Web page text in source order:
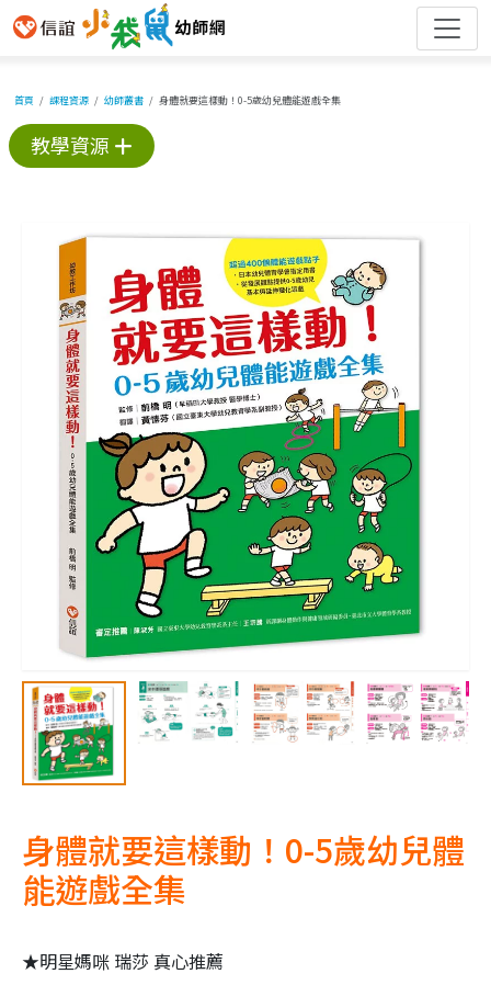
首頁 課程資源 幼師叢書 身體就要這樣動！0-5歲幼兒體能遊戲全集
教學資源
身體就要這樣動！0-5歲幼兒體
能遊戲全集
★明星媽咪 瑞莎 真心推薦